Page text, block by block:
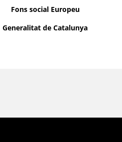
Fons social Europeu
Generalitat de Catalunya